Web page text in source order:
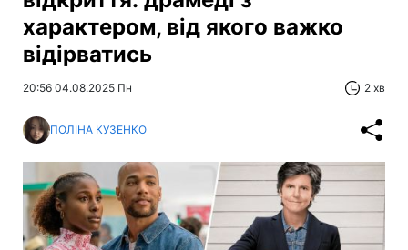
характером, від якого важко
відірватись
20:56 04.08.2025 Пн 2 хв
ПОЛІНА КУЗЕНКО